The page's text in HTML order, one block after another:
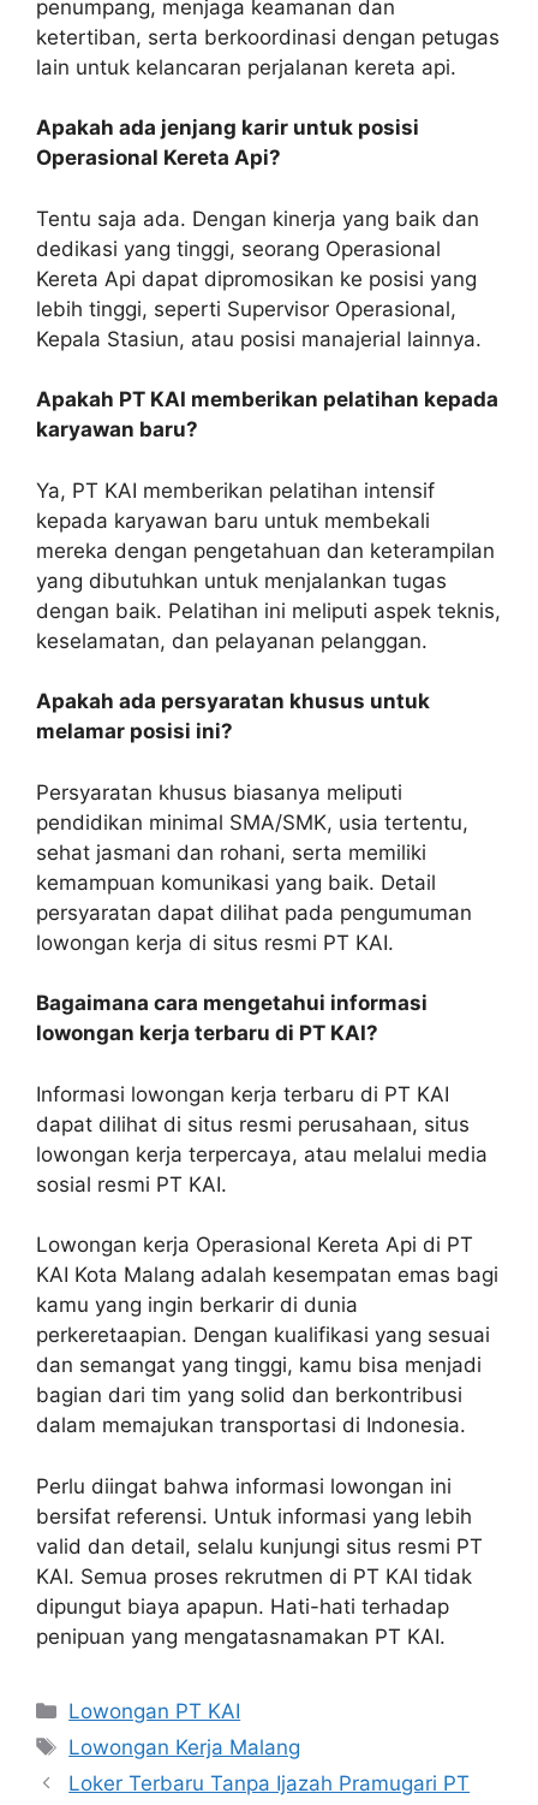
penumpang, menjaga keamanan dan
ketertiban, serta berkoordinasi dengan petugas
lain untuk kelancaran perjalanan kereta api.
Apakah ada jenjang karir untuk posisi
Operasional Kereta Api?
Tentu saja ada. Dengan kinerja yang baik dan
dedikasi yang tinggi, seorang Operasional
Kereta Api dapat dipromosikan ke posisi yang
lebih tinggi, seperti Supervisor Operasional,
Kepala Stasiun, atau posisi manajerial lainnya.
Apakah PT KAI memberikan pelatihan kepada
karyawan baru?
Ya, PT KAI memberikan pelatihan intensif
kepada karyawan baru untuk membekali
mereka dengan pengetahuan dan keterampilan
yang dibutuhkan untuk menjalankan tugas
dengan baik. Pelatihan ini meliputi aspek teknis,
keselamatan, dan pelayanan pelanggan.
Apakah ada persyaratan khusus untuk
melamar posisi ini?
Persyaratan khusus biasanya meliputi
pendidikan minimal SMA/SMK, usia tertentu,
sehat jasmani dan rohani, serta memiliki
kemampuan komunikasi yang baik. Detail
persyaratan dapat dilihat pada pengumuman
lowongan kerja di situs resmi PT KAI.
Bagaimana cara mengetahui informasi
lowongan kerja terbaru di PT KAI?
Informasi lowongan kerja terbaru di PT KAI
dapat dilihat di situs resmi perusahaan, situs
lowongan kerja terpercaya, atau melalui media
sosial resmi PT KAI.
Lowongan kerja Operasional Kereta Api di PT
KAI Kota Malang adalah kesempatan emas bagi
kamu yang ingin berkarir di dunia
perkeretaapian. Dengan kualifikasi yang sesuai
dan semangat yang tinggi, kamu bisa menjadi
bagian dari tim yang solid dan berkontribusi
dalam memajukan transportasi di Indonesia.
Perlu diingat bahwa informasi lowongan ini
bersifat referensi. Untuk informasi yang lebih
valid dan detail, selalu kunjungi situs resmi PT
KAI. Semua proses rekrutmen di PT KAI tidak
dipungut biaya apapun. Hati-hati terhadap
penipuan yang mengatasnamakan PT KAI.
Categories
Lowongan PT KAI
Tags
Lowongan Kerja Malang
Loker Terbaru Tanpa Ijazah Pramugari PT